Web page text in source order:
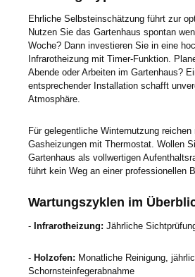
Ehrliche Selbsteinschätzung führt zur
Nutzen Sie das Gartenhaus spontan
Woche? Dann investieren Sie in eine
Infrarotheizung mit Timer-Funktion.
Abende oder Arbeiten im Gartenhaus?
entsprechender Installation schafft
Atmosphäre.
Für gelegentliche Winternutzung reichen
Gasheizungen mit Thermostat. Wollen
Gartenhaus als vollwertigen
führt kein Weg an einer professionellen
Wartungszyklen im
- Infrarotheizung: Jährliche
- Holzofen: Monatliche Reinigung,
Schornsteinfegerabnahme